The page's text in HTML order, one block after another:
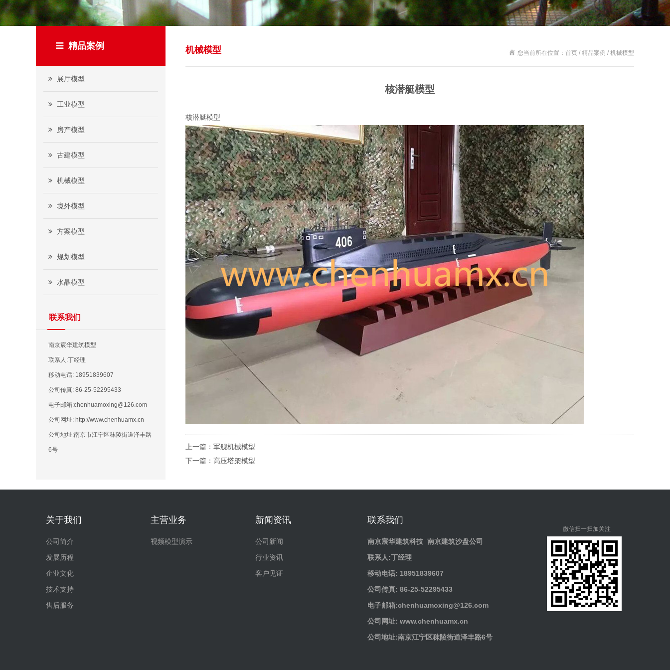
精品案例
展厅模型
工业模型
房产模型
古建模型
机械模型
境外模型
方案模型
规划模型
水晶模型
联系我们
南京宸华建筑模型
联系人:丁经理
移动电话: 18951839607
公司传真: 86-25-52295433
电子邮箱:chenhuamoxing@126.com
公司网址: http://www.chenhuamx.cn
公司地址:南京市江宁区秣陵街道泽丰路
6号
机械模型 您当前所在位置：首页 / 精品案例 / 机械模型
核潜艇模型
核潜艇模型
上一篇： 军舰机械模型
下一篇： 高压塔架模型
关于我们
公司简介
发展历程
企业文化
技术支持
售后服务
主营业务
视频模型演示
新闻资讯
公司新闻
行业资讯
客户见证
联系我们
南京宸华建筑科技 南京建筑沙盘公司
联系人:丁经理
移动电话: 18951839607
公司传真: 86-25-52295433
电子邮箱:chenhuamoxing@126.com
公司网址: www.chenhuamx.cn
公司地址:南京江宁区秣陵街道泽丰路6号
微信扫一扫加关注